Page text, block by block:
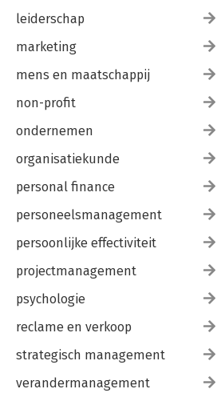
leiderschap
marketing
mens en maatschappij
non-profit
ondernemen
organisatiekunde
personal finance
personeelsmanagement
persoonlijke effectiviteit
projectmanagement
psychologie
reclame en verkoop
strategisch management
verandermanagement